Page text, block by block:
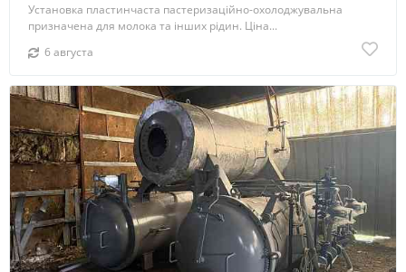
Установка пластинчаста пастеризаційно-охолоджувальна
призначена для молока та інших рідин. Ціна...
6 августа